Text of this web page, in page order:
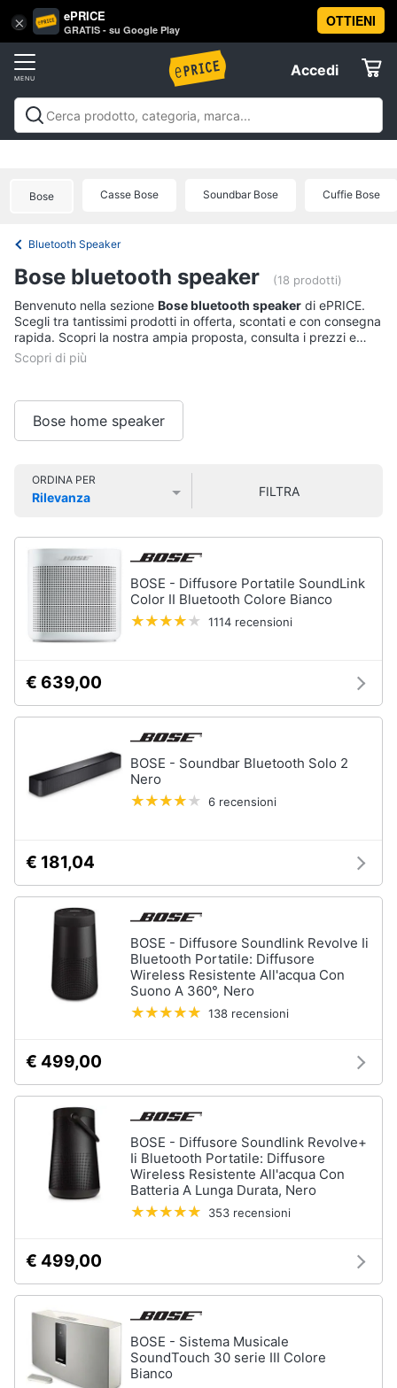
× ePRICE
GRATIS - su Google Play
OTTIENI
Accedi
Accedi
Registrati
Offerte
Tv
e
Home
Cinema
home
Videogiochi
e
Clima
Brico
e
Salute
Beauty
Giocattoli
Prima
infanzia
Casalinghi
Abbigliamento
Sport
Motori
Libri,
cd
dvd
Vai
al
Audio
musica
hi-
bluetooth
Giradischi
Cassa
Vedi
the
Cuffie
bluetooth
Auricolari
bluetooth
Cassa
bluetooth
Vedi
tutti
musica
GPS
Auricolari
bluetooth
Autoradio
Strumenti
musicali
attrezzatura
Chitarra
Basso
Microfono
Vedi
Bose Casse Bose Soundbar Bose Cuffie Bose
Bluetooth Speaker
Bose bluetooth speaker (18 prodotti)
Benvenuto nella sezione Bose bluetooth speaker di ePRICE.
Scegli tra tantissimi prodotti in offerta, scontati e con consegna
rapida. Scopri la nostra ampia proposta, consulta i prezzi e
acquista comodamente online.
Bose home speaker
ORDINA PER
Rilevanza
FILTRA
BOSE - Diffusore Portatile SoundLink
Color II Bluetooth Colore Bianco
1114 recensioni
€ 639,00
BOSE - Soundbar Bluetooth Solo 2
Nero
6 recensioni
€ 181,04
BOSE - Diffusore Soundlink Revolve Ii
Bluetooth Portatile: Diffusore
Wireless Resistente All'acqua Con
Suono A 360°, Nero
138 recensioni
€ 499,00
BOSE - Diffusore Soundlink Revolve+
Ii Bluetooth Portatile: Diffusore
Wireless Resistente All'acqua Con
Batteria A Lunga Durata, Nero
353 recensioni
€ 499,00
BOSE - Sistema Musicale
SoundTouch 30 serie III Colore
Bianco